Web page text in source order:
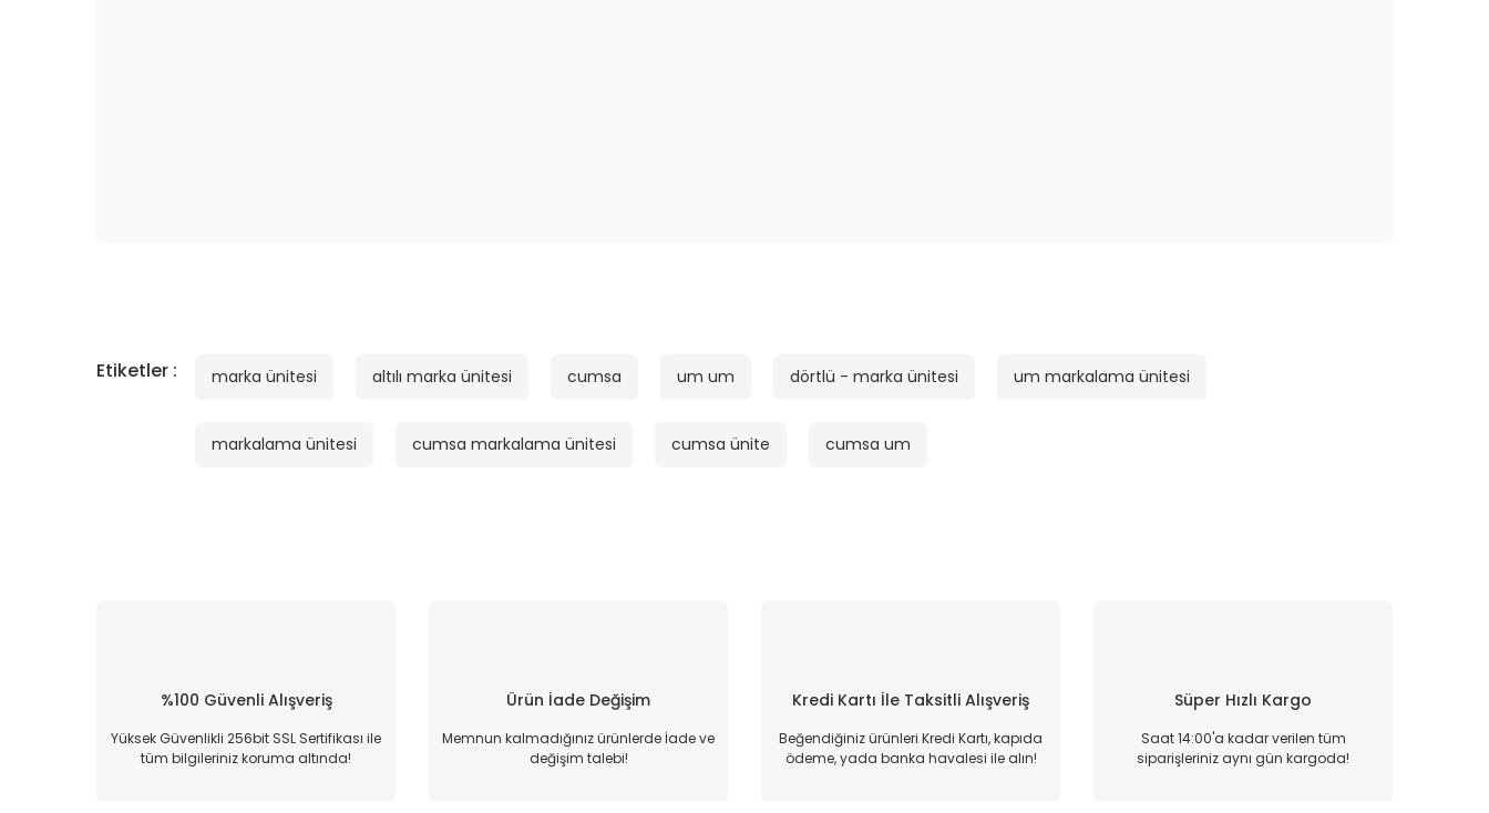
Etiketler : marka ünitesi altılı marka ünitesi cumsa um um dörtlü - marka ünitesi um markalama ünitesi
markalama ünitesi cumsa markalama ünitesi cumsa ünite cumsa um
%100 Güvenli Alışveriş
Yüksek Güvenlikli 256bit SSL Sertifikası ile
tüm bilgileriniz koruma altında!
Ürün İade Değişim
Memnun kalmadığınız ürünlerde İade ve
değişim talebi!
Kredi Kartı İle Taksitli Alışveriş
Beğendiğiniz ürünleri Kredi Kartı, kapıda
ödeme, yada banka havalesi ile alın!
Süper Hızlı Kargo
Saat 14:00'a kadar verilen tüm
siparişleriniz aynı gün kargoda!